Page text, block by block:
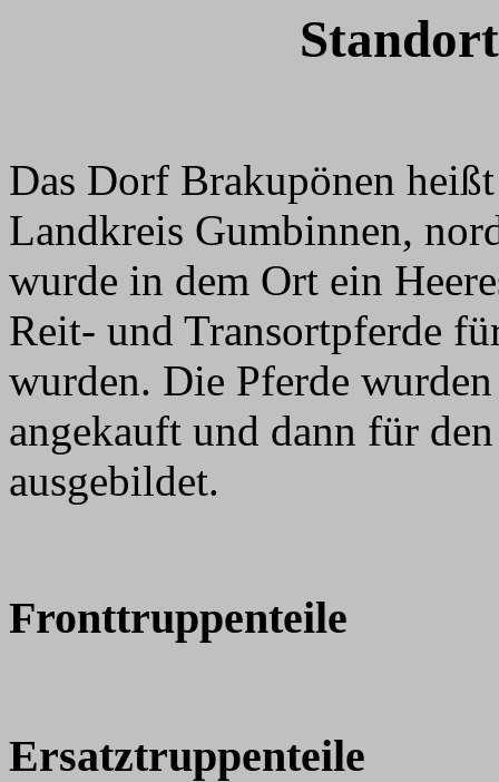
Das Dorf Brakupönen
Landkreis Gumbinnen,
wurde in dem Ort ein
Reit- und Transortpferde
wurden. Die Pferde
angekauft und dann für
ausgebildet.
Fronttruppenteile
Ersatztruppenteile